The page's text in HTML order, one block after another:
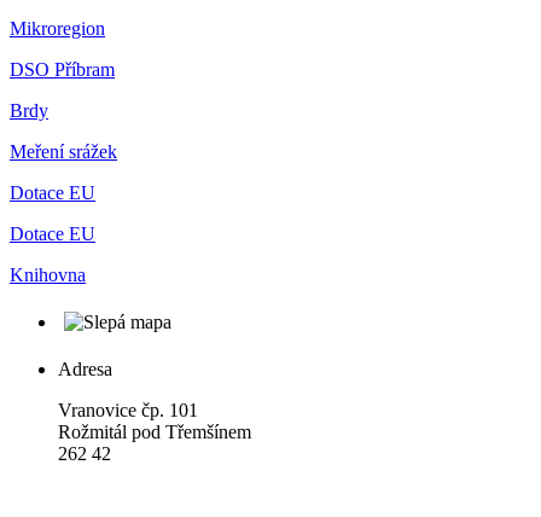
Mikroregion
DSO Příbram
Brdy
Meření srážek
Dotace EU
Dotace EU
Knihovna
Adresa
Vranovice čp. 101
Rožmitál pod Třemšínem
262 42